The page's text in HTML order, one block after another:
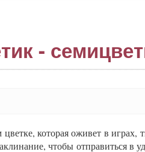
-
которая оживет в играх,
чтобы отправиться в